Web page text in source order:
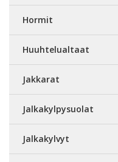
Hormit
Huuhtelualtaat
Jakkarat
Jalkakylpysuolat
Jalkakylvyt